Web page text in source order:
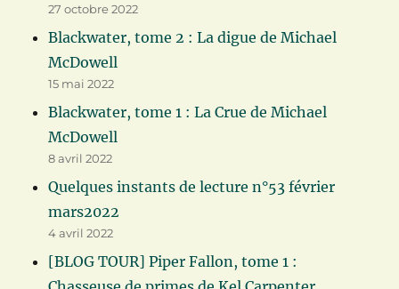
27 octobre 2022
Blackwater, tome 2 : La digue de Michael
McDowell
15 mai 2022
Blackwater, tome 1 : La Crue de Michael
McDowell
8 avril 2022
Quelques instants de lecture n°53 février
mars2022
4 avril 2022
[BLOG TOUR] Piper Fallon, tome 1 :